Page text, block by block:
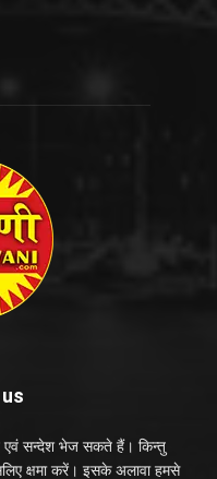
सन्देश भेज सकते हैं। किन्तु
क्षमा करें। इसके अलावा हमसे